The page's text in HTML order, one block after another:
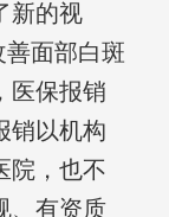
新的视
面部白斑
医保报销
销以机构
院，也不
、有资质